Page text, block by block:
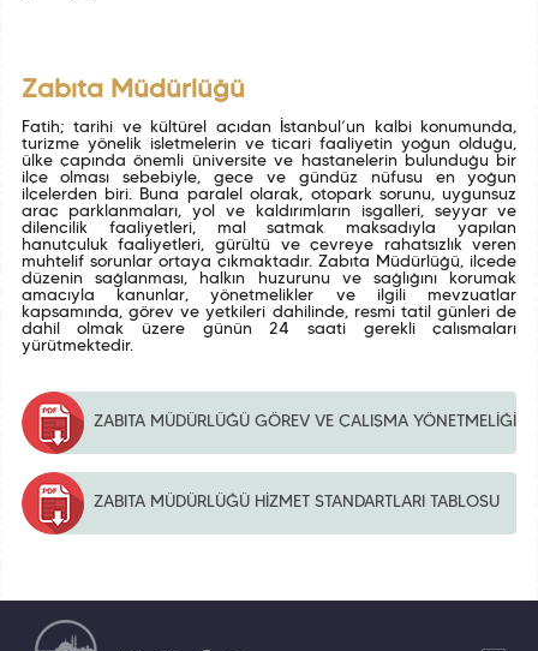
Zabıta Müdürlüğü
Fatih; tarihi ve kültürel açıdan İstanbul’un kalbi konumunda,
turizme yönelik işletmelerin ve ticari faaliyetin yoğun olduğu,
ülke çapında önemli üniversite ve hastanelerin bulunduğu bir
ilçe olması sebebiyle, gece ve gündüz nüfusu en yoğun
ilçelerden biri. Buna paralel olarak, otopark sorunu, uygunsuz
araç parklanmaları, yol ve kaldırımların işgalleri, seyyar ve
dilencilik faaliyetleri, mal satmak maksadıyla yapılan
hanutçuluk faaliyetleri, gürültü ve çevreye rahatsızlık veren
muhtelif sorunlar ortaya çıkmaktadır. Zabıta Müdürlüğü, ilçede
düzenin sağlanması, halkın huzurunu ve sağlığını korumak
amacıyla kanunlar, yönetmelikler ve ilgili mevzuatlar
kapsamında, görev ve yetkileri dahilinde, resmi tatil günleri de
dahil olmak üzere günün 24 saati gerekli çalışmaları
yürütmektedir.
ZABITA MÜDÜRLÜĞÜ GÖREV VE ÇALIŞMA YÖNETMELİĞİ
ZABITA MÜDÜRLÜĞÜ HİZMET STANDARTLARI TABLOSU